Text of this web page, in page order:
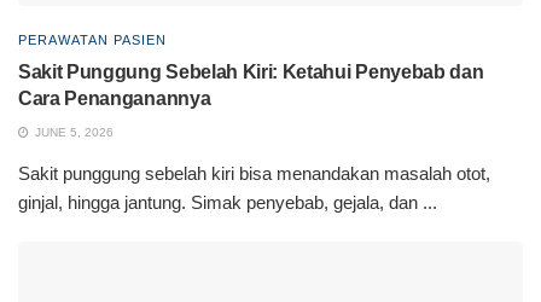
PERAWATAN PASIEN
Sakit Punggung Sebelah Kiri: Ketahui Penyebab dan
Cara Penanganannya
JUNE 5, 2026
Sakit punggung sebelah kiri bisa menandakan masalah otot,
ginjal, hingga jantung. Simak penyebab, gejala, dan ...